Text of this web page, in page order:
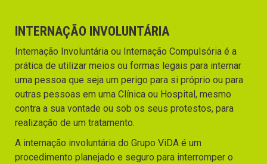
INTERNAÇÃO INVOLUNTÁRIA
Internação Involuntária ou Internação Compulsória é a
prática de utilizar meios ou formas legais para internar
uma pessoa que seja um perigo para si próprio ou para
outras pessoas em uma Clínica ou Hospital, mesmo
contra a sua vontade ou sob os seus protestos, para
realização de um tratamento.
A internação involuntária do Grupo ViDA é um
procedimento planejado e seguro para interromper o